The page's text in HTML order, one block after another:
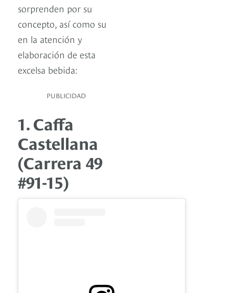
sorprenden por su
concepto, así como su
en la atención y
elaboración de esta
excelsa bebida:
PUBLICIDAD
1. Caffa
Castellana
(Carrera 49
#91-15)